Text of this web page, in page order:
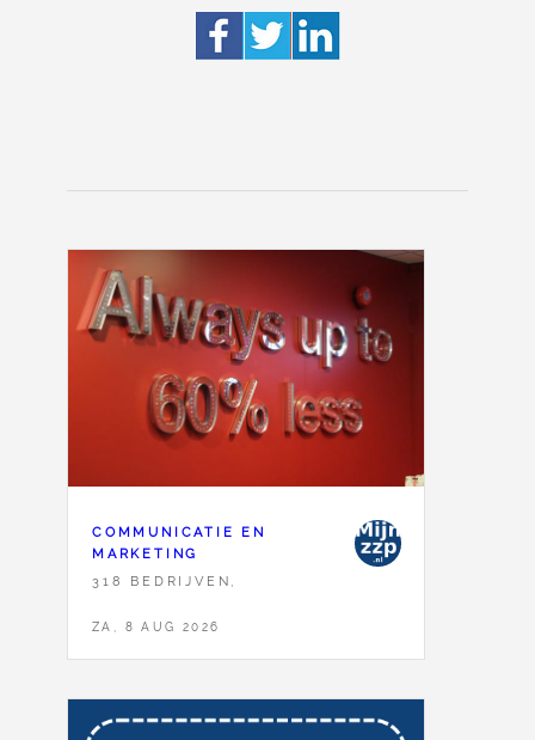
COMMUNICATIE EN
MARKETING
318 BEDRIJVEN,
ZA, 8 AUG 2026